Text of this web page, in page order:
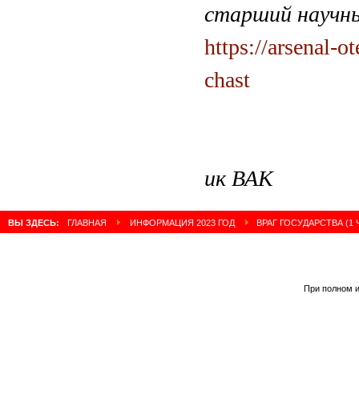
старший
https://arsenal-
chast
ик ВАК
ВЫ ЗДЕСЬ: ГЛАВНАЯ ИНФОРМАЦИЯ 2023 ГОД ВРАГ ГОСУДАРСТВА (1
При полном